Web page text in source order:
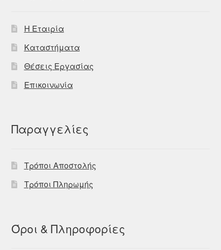
Η Εταιρία
Καταστήματα
Θέσεις Εργασίας
Επικοινωνία
Παραγγελίες
Τρόποι Αποστολής
Τρόποι Πληρωμής
Όροι & Πληροφορίες